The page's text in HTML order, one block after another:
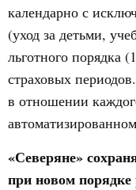
календарно с
(уход за детьми,
льготного порядка
страховых
в отношении
«Северяне»
при новом порядке